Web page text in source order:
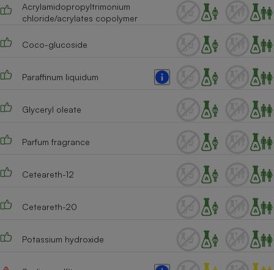
Acrylamidopropyltrimonium
chloride/acrylates copolymer
Coco-glucoside
Paraffinum liquidum
Glyceryl oleate
Parfum fragrance
Ceteareth-12
Ceteareth-20
Potassium hydroxide
Robot ménager